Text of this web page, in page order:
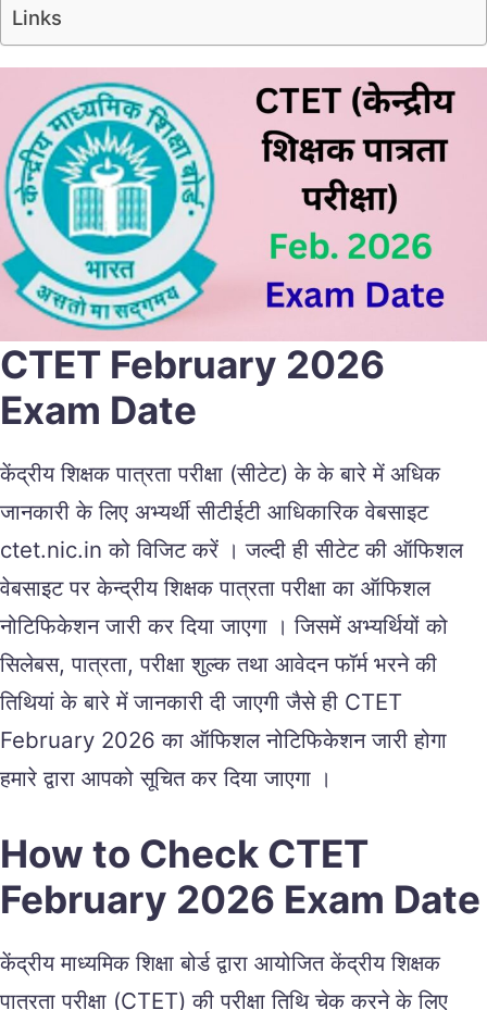
Links
CTET February 2026
Exam Date
केंद्रीय शिक्षक पात्रता परीक्षा (सीटेट) के के बारे में अधिक
जानकारी के लिए अभ्यर्थी सीटीईटी आधिकारिक वेबसाइट
ctet.nic.in को विजिट करें । जल्दी ही सीटेट की ऑफिशल
वेबसाइट पर केन्द्रीय शिक्षक पात्रता परीक्षा का ऑफिशल
नोटिफिकेशन जारी कर दिया जाएगा । जिसमें अभ्यर्थियों को
सिलेबस, पात्रता, परीक्षा शुल्क तथा आवेदन फॉर्म भरने की
तिथियां के बारे में जानकारी दी जाएगी जैसे ही CTET
February 2026 का ऑफिशल नोटिफिकेशन जारी होगा
हमारे द्वारा आपको सूचित कर दिया जाएगा ।
How to Check CTET
February 2026 Exam Date
केंद्रीय माध्यमिक शिक्षा बोर्ड द्वारा आयोजित केंद्रीय शिक्षक
पात्रता परीक्षा (CTET) की परीक्षा तिथि चेक करने के लिए